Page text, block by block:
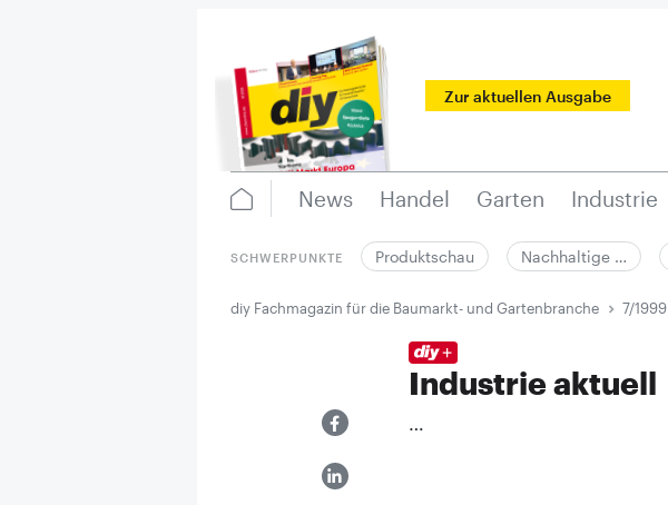
Zur aktuellen Ausgabe
News Handel Garten Industrie
SCHWERPUNKTE Produktschau Nachhaltige …
diy Fachmagazin für die Baumarkt- und Gartenbranche 7/1999
Industrie aktuell
…